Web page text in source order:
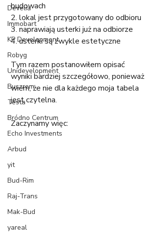
Develia
Immobart
KP Development
Robyg
Unidevelopment
Buszrem
Testa
Bródno Centrum
Echo Investments
Arbud
yit
Bud-Rim
Raj-Trans
Mak-Bud
yareal
budowach
2. lokal jest przygotowany do odbioru
3. naprawiają usterki już na odbiorze
4. usterki są zwykle estetyczne
Tym razem postanowiłem opisać
wyniki bardziej szczegółowo, ponieważ
wiem, że nie dla każdego moja tabela
jest czytelna.
Zaczynamy więc: